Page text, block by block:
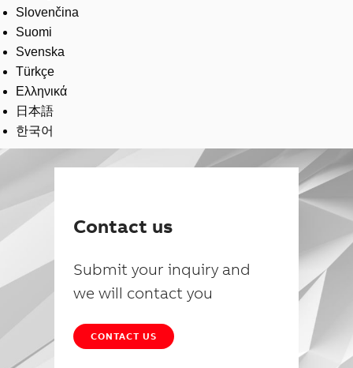
Slovenčina
Suomi
Svenska
Türkçe
Ελληνικά
日本語
한국어
Contact us
Submit your inquiry and
we will contact you
CONTACT US